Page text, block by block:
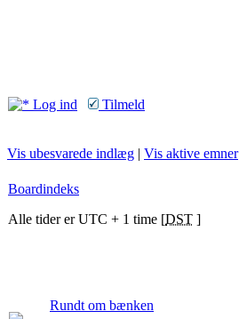
Log ind
Tilmeld
Vis ubesvarede indlæg | Vis aktive emner
Boardindeks
Alle tider er UTC + 1 time [DST ]
Rundt om bænken